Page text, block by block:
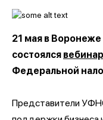
21 мая в
состоялся вебинар
Федеральной
Представители